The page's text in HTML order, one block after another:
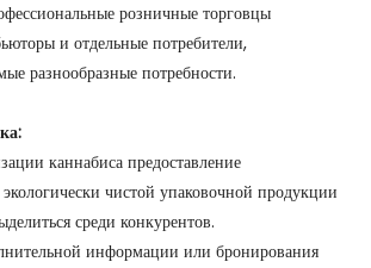
розничные торговцы
и отдельные потребители,
разнообразные потребности.
каннабиса предоставление
чистой упаковочной продукции
среди конкурентов.
информации или бронирования